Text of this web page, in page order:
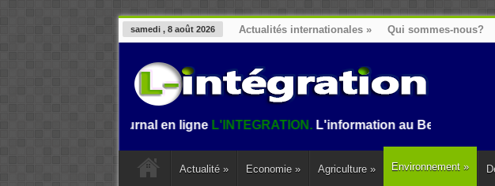
samedi , 8 août 2026 Actualités internationales » Qui sommes-nous?
sur le journal en ligne L'INTEGRATION.L'information au Benin, en Afrique et
Actualité » Economie » Agriculture » Environnement »